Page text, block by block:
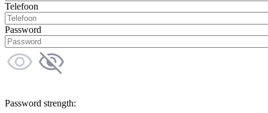
Telefoon
Password
Password strength: